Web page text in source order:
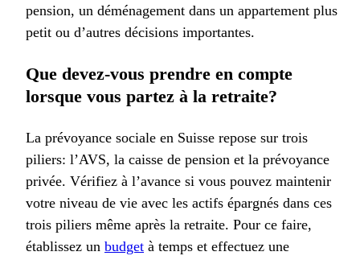
pension, un déménagement dans un appartement plus
petit ou d’autres décisions importantes.
Que devez-vous prendre en compte
lorsque vous partez à la retraite?
La prévoyance sociale en Suisse repose sur trois
piliers: l’AVS, la caisse de pension et la prévoyance
privée. Vérifiez à l’avance si vous pouvez maintenir
votre niveau de vie avec les actifs épargnés dans ces
trois piliers même après la retraite. Pour ce faire,
établissez un budget à temps et effectuez une